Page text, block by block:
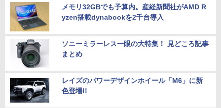
メモリ32GBでも予算内。産経新聞社がAMD R
yzen搭載dynabookを2千台導入
ソニーミラーレス一眼の大特集！ 見どころ記事
まとめ
レイズのパワーデザインホイール「M6」に新
色登場!!